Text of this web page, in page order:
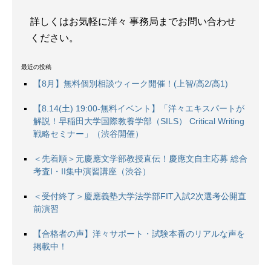
詳しくはお気軽に洋々 事務局までお問い合わせ
ください。
最近の投稿
【8月】無料個別相談ウィーク開催！(上智/高2/高1)
【8.14(土) 19:00-無料イベント】「洋々エキスパートが
解説！早稲田大学国際教養学部（SILS） Critical Writing
戦略セミナー」（渋谷開催）
＜先着順＞元慶應文学部教授直伝！慶應文自主応募 総合
考査I・II集中演習講座（渋谷）
＜受付終了＞慶應義塾大学法学部FIT入試2次選考公開直
前演習
【合格者の声】洋々サポート・試験本番のリアルな声を
掲載中！